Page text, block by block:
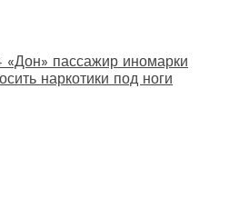
пассажир иномарки
наркотики под ноги